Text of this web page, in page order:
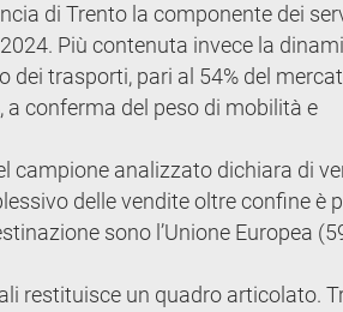
di Trento la componente dei
Più contenuta invece la
dei trasporti, pari al 54% del
a conferma del peso di mobilità e
campione analizzato dichiara di
delle vendite oltre confine è
sono l’Unione Europea
restituisce un quadro articolato.